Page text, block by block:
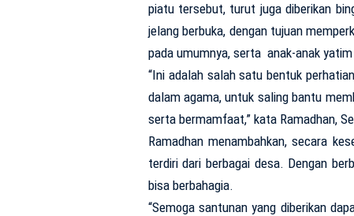
piatu tersebut, turut juga diberikan
jelang berbuka, dengan tujuan
pada umumnya, serta anak-anak
“Ini adalah salah satu bentuk
dalam agama, untuk saling bantu
serta bermamfaat,” kata Ramadhan,
Ramadhan menambahkan, secara
terdiri dari berbagai desa. Dengan
bisa berbahagia.
“Semoga santunan yang diberikan